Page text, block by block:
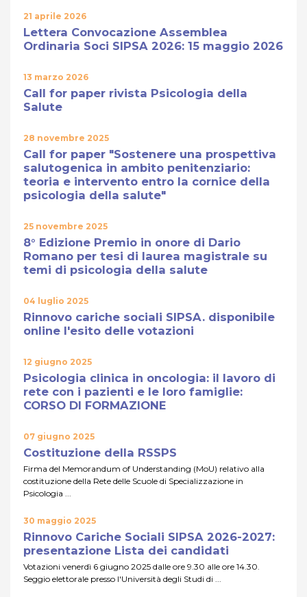
21 aprile 2026
Lettera Convocazione Assemblea
Ordinaria Soci SIPSA 2026: 15 maggio 2026
13 marzo 2026
Call for paper rivista Psicologia della
Salute
28 novembre 2025
Call for paper "Sostenere una prospettiva
salutogenica in ambito penitenziario:
teoria e intervento entro la cornice della
psicologia della salute"
25 novembre 2025
8° Edizione Premio in onore di Dario
Romano per tesi di laurea magistrale su
temi di psicologia della salute
04 luglio 2025
Rinnovo cariche sociali SIPSA. disponibile
online l'esito delle votazioni
12 giugno 2025
Psicologia clinica in oncologia: il lavoro di
rete con i pazienti e le loro famiglie:
CORSO DI FORMAZIONE
07 giugno 2025
Costituzione della RSSPS
Firma del Memorandum of Understanding (MoU) relativo alla
costituzione della Rete delle Scuole di Specializzazione in
Psicologia ...
30 maggio 2025
Rinnovo Cariche Sociali SIPSA 2026-2027:
presentazione Lista dei candidati
Votazioni venerdì 6 giugno 2025 dalle ore 9.30 alle ore 14.30.
Seggio elettorale presso l'Università degli Studi di ...